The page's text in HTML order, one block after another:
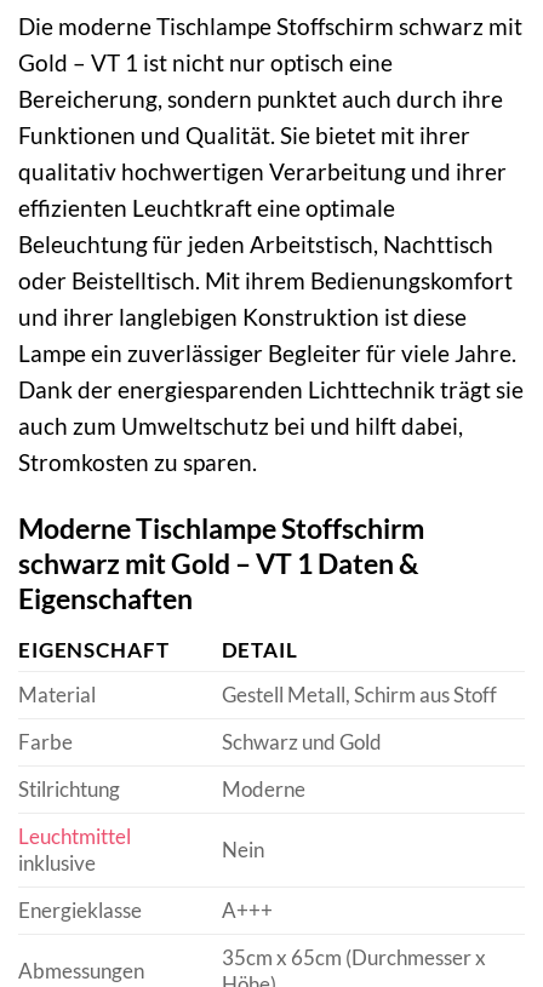
Die moderne Tischlampe Stoffschirm schwarz mit
Gold – VT 1 ist nicht nur optisch eine
Bereicherung, sondern punktet auch durch ihre
Funktionen und Qualität. Sie bietet mit ihrer
qualitativ hochwertigen Verarbeitung und ihrer
effizienten Leuchtkraft eine optimale
Beleuchtung für jeden Arbeitstisch, Nachttisch
oder Beistelltisch. Mit ihrem Bedienungskomfort
und ihrer langlebigen Konstruktion ist diese
Lampe ein zuverlässiger Begleiter für viele Jahre.
Dank der energiesparenden Lichttechnik trägt sie
auch zum Umweltschutz bei und hilft dabei,
Stromkosten zu sparen.
Moderne Tischlampe Stoffschirm
schwarz mit Gold – VT 1 Daten &
Eigenschaften
EIGENSCHAFT
DETAIL
Material
Gestell Metall, Schirm aus Stoff
Farbe
Schwarz und Gold
Stilrichtung
Moderne
Leuchtmittel
inklusive
Nein
Energieklasse A+++
Abmessungen
35cm x 65cm (Durchmesser x